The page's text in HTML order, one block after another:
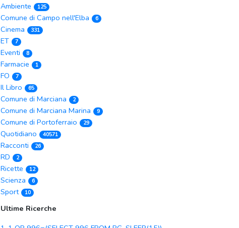
Ambiente 125
Comune di Campo nell'Elba 6
Cinema 331
ET 7
Eventi 8
Farmacie 1
FO 7
Il Libro 65
Comune di Marciana 2
Comune di Marciana Marina 9
Comune di Portoferraio 29
Quotidiano 40571
Racconti 26
RD 2
Ricette 12
Scienza 6
Sport 10
Ultime Ricerche